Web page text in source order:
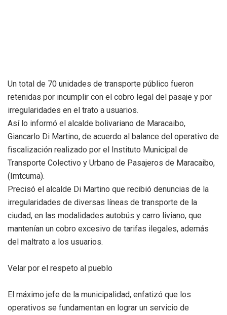
Un total de 70 unidades de transporte público fueron
retenidas por incumplir con el cobro legal del pasaje y por
irregularidades en el trato a usuarios.
Así lo informó el alcalde bolivariano de Maracaibo,
Giancarlo Di Martino, de acuerdo al balance del operativo de
fiscalización realizado por el Instituto Municipal de
Transporte Colectivo y Urbano de Pasajeros de Maracaibo,
(Imtcuma).
Precisó el alcalde Di Martino que recibió denuncias de la
irregularidades de diversas líneas de transporte de la
ciudad, en las modalidades autobús y carro liviano, que
mantenían un cobro excesivo de tarifas ilegales, además
del maltrato a los usuarios.
Velar por el respeto al pueblo
El máximo jefe de la municipalidad, enfatizó que los
operativos se fundamentan en lograr un servicio de